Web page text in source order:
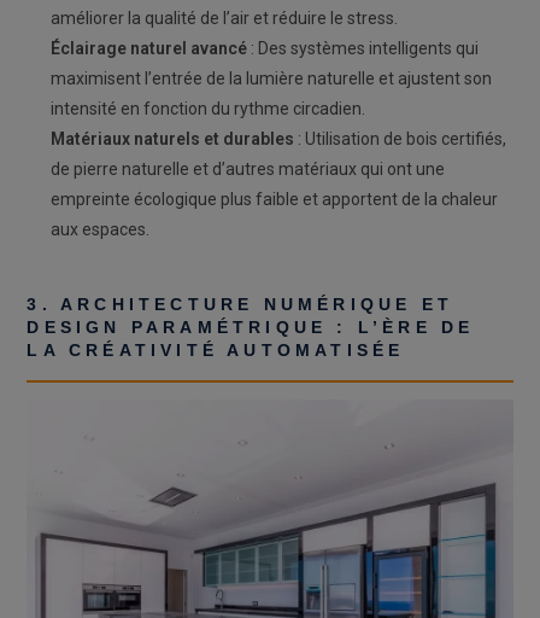
améliorer la qualité de l’air et réduire le stress.
Éclairage naturel avancé : Des systèmes intelligents qui
maximisent l’entrée de la lumière naturelle et ajustent son
intensité en fonction du rythme circadien.
Matériaux naturels et durables : Utilisation de bois certifiés,
de pierre naturelle et d’autres matériaux qui ont une
empreinte écologique plus faible et apportent de la chaleur
aux espaces.
3. ARCHITECTURE NUMÉRIQUE ET
DESIGN PARAMÉTRIQUE : L’ÈRE DE
LA CRÉATIVITÉ AUTOMATISÉE